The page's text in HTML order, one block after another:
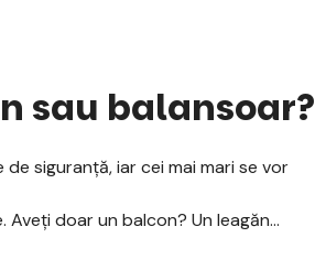
sau balansoar?
siguranță, iar cei mai mari se vor
Aveți doar un balcon? Un leagăn